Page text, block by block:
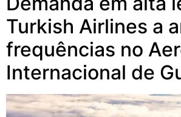
Turkish Airlines a
frequências no
Internacional de